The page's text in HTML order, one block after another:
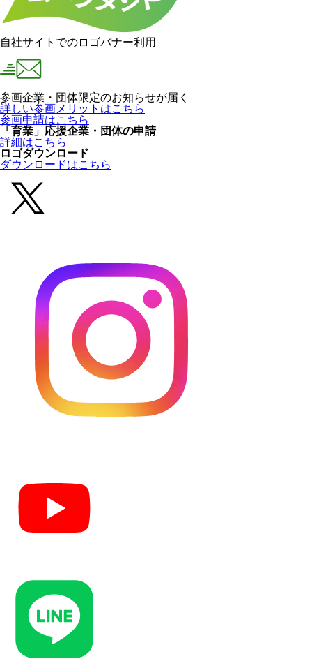
自社サイトでのロゴバナー利用
参画企業・団体限定のお知らせが届く
詳しい参画メリットはこちら
参画申請はこちら
「育業」応援企業・団体の申請
詳細はこちら
ロゴダウンロード
ダウンロードはこちら